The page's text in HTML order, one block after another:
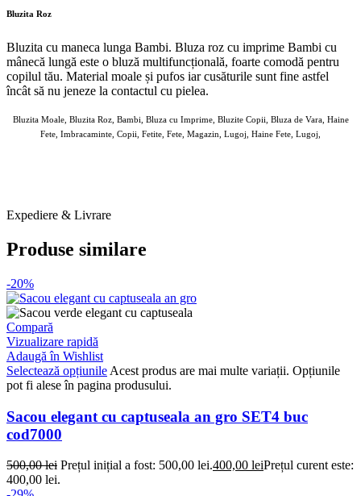
Bluzita Roz
Bluzita cu maneca lunga Bambi. Bluza roz cu imprime Bambi cu
mânecă lungă este o bluză multifuncțională, foarte comodă pentru
copilul tău. Material moale și pufos iar cusăturile sunt fine astfel
încât să nu jeneze la contactul cu pielea.
Bluzita Moale, Bluzita Roz, Bambi, Bluza cu Imprime, Bluzite Copii, Bluza de Vara, Haine
Fete, Imbracaminte, Copii, Fetite, Fete, Magazin, Lugoj, Haine Fete, Lugoj,
Expediere & Livrare
Produse similare
-20%
Compară
Vizualizare rapidă
Adaugă în Wishlist
Selectează opțiunile Acest produs are mai multe variații. Opțiunile
pot fi alese în pagina produsului.
Sacou elegant cu captuseala an gro SET4 buc
cod7000
500,00lei Prețul inițial a fost: 500,00 lei.400,00 leiPrețul curent este:
400,00 lei.